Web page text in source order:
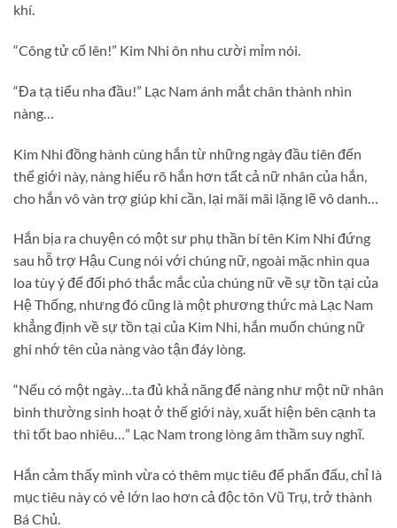
khí.
“Công tử cố lên!” Kim Nhi ôn nhu cười mỉm nói.
“Đa tạ tiểu nha đầu!” Lạc Nam ánh mắt chân thành nhìn
nàng…
Kim Nhi đồng hành cùng hắn từ những ngày đầu tiên đến
thế giới này, nàng hiểu rõ hắn hơn tất cả nữ nhân của hắn,
cho hắn vô vàn trợ giúp khi cần, lại mãi mãi lặng lẽ vô danh…
Hắn bịa ra chuyện có một sư phụ thần bí tên Kim Nhi đứng
sau hỗ trợ Hậu Cung nói với chúng nữ, ngoài mặc nhìn qua
loa tùy ý để đối phó thắc mắc của chúng nữ về sự tồn tại của
Hệ Thống, nhưng đó cũng là một phương thức mà Lạc Nam
khẳng định về sự tồn tại của Kim Nhi, hắn muốn chúng nữ
ghi nhớ tên của nàng vào tận đáy lòng.
“Nếu có một ngày…ta đủ khả năng để nàng như một nữ nhân
bình thường sinh hoạt ở thế giới này, xuất hiện bên cạnh ta
thì tốt bao nhiêu…” Lạc Nam trong lòng âm thầm suy nghĩ.
Hắn cảm thấy mình vừa có thêm mục tiêu để phấn đấu, chỉ là
mục tiêu này có vẻ lớn lao hơn cả độc tôn Vũ Trụ, trở thành
Bá Chủ.